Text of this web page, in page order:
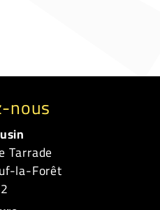
nous
Tarrade
la-Forêt